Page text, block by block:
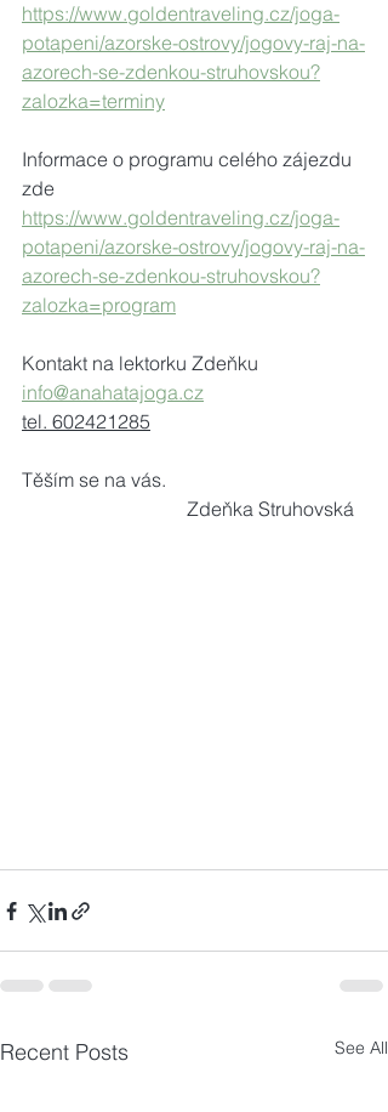
https://www.goldentraveling.cz/joga-
potapeni/azorske-ostrovy/jogovy-raj-na-
azorech-se-zdenkou-struhovskou?
zalozka=terminy
Informace o programu celého zájezdu
zde
https://www.goldentraveling.cz/joga-
potapeni/azorske-ostrovy/jogovy-raj-na-
azorech-se-zdenkou-struhovskou?
zalozka=program
Kontakt na lektorku Zdeňku
info@anahatajoga.cz
tel. 602421285
Těším se na vás.
                                  Zdeňka Struhovská
Recent Posts See All